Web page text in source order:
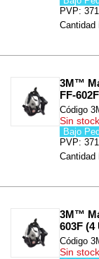
PVP:
Cantidad
3M™
FF-
Código
Sin
Bajo
PVP:
Cantidad
3M™
603F (4
Código
Sin